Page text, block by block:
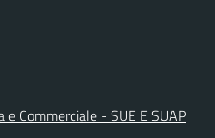
Commerciale - SUE E SUAP